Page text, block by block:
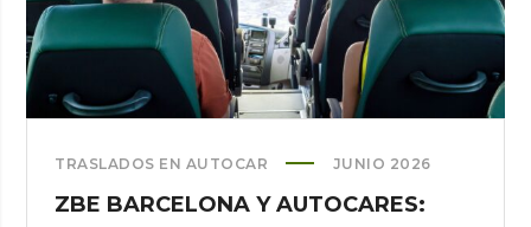
TRASLADOS EN AUTOCAR JUNIO 2026
ZBE BARCELONA Y AUTOCARES: